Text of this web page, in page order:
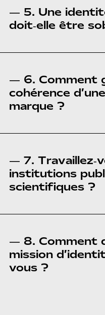
— 5. Une
doit‑elle être
— 6. Comment
cohérence
marque ?
— 7.
institutions
scientifiques ?
— 8. Comment
mission
vous ?